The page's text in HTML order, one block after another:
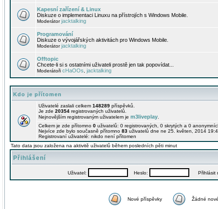
Kapesní zařízení & Linux
Diskuze o implementaci Linuxu na přístrojích s Windows Mobile.
Moderátorjacktalking
Programování
Diskuze o vývojářských aktivitách pro Windows Mobile.
Moderátorjacktalking
Offtopic
Chcete-li si s ostatními uživateli prostě jen tak popovídat...
Moderátoři cHaOOs jacktalking
Kdo je přítomen
Uživatelé zaslali celkem 148289 příspěvků.
Je zde 20354 registrovaných uživatelů.
Nejnovějším registrovaným uživatelem je m3liveplay
Celkem je zde přítomno 0 uživatelů: 0 registrovaných, 0 skrytých a 0
Nejvíce zde bylo současně přítomno 83 uživatelů dne ne 25. květen, 2014
Registrovaní uživatelé: nikdo není přítomen
Tato data jsou založena na aktivitě uživatelů během posledních pěti minut
Přihlášení
Uživatel: Heslo: Přihlásit
Nové příspěvky Žádné